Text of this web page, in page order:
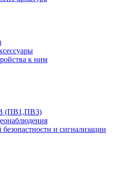
к ним
(ПВ1,ПВ3)
и сигнализации